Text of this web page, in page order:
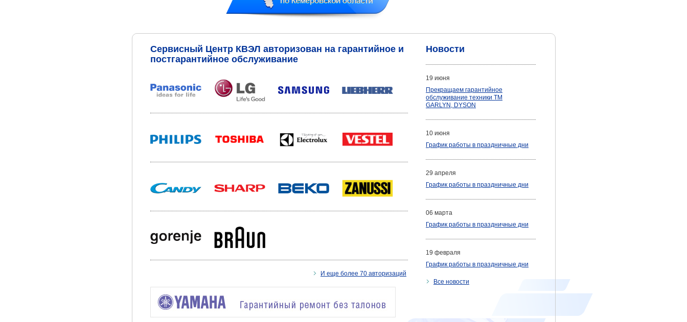
Сервисный Центр КВЭЛ авторизован на гарантийное и
постгарантийное обслуживание
И еще более 70 авторизаций
Новости
19 июня
Прекращаем гарантийное
обслуживание техники ТМ
GARLYN, DYSON
10 июня
График работы в праздничные дни
29 апреля
График работы в праздничные дни
06 марта
График работы в праздничные дни
19 февраля
График работы в праздничные дни
Все новости